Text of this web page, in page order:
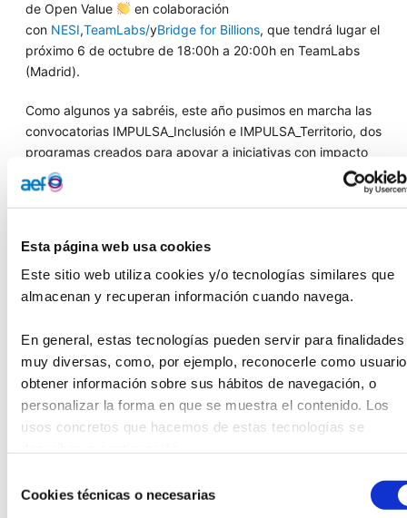
Esta página web usa cookies
Este sitio web utiliza cookies y/o tecnologías similares que
almacenan y recuperan información cuando navega.
En general, estas tecnologías pueden servir para finalidades
muy diversas, como, por ejemplo, reconocerle como
obtener información sobre sus hábitos de navegación, o
personalizar la forma en que se muestra el contenido. Los
usos concretos que hacemos de estas tecnologías se
deCookies técnicas o necesarias
de Open Value
en colaboración
con NESI,TeamLabs/yBridge for Billions, que tendrá lugar el
próximo 6 de octubre de 18:00h a 20:00h en TeamLabs
(Madrid).
Como algunos ya sabréis, este año pusimos en marcha las
convocatorias IMPULSA_Inclusión e IMPULSA_Territorio, dos
programas creados para apoyar a iniciativas con impacto
social en España, dándoles un empujón decisivo con
financiación y acompañamiento estratégico.
proyectos finalistas y en el IMPULSA_Day anunciaremos a
los ganadores.
· Conocer de primera mano a los 15 proyectos finalistas.
· Inspirarte en dos mesas redondas con referentes del
sector:
· Sobre cómo las empresas sociales generan inclusión para
· Cómo empresas y alianzas impulsan la revitalización de
impacto social.